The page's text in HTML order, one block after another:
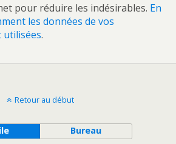
pour réduire les indésirables. En
les données de vos
utilisées.
Retour au début
Bureau